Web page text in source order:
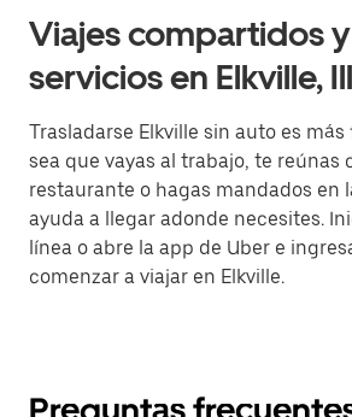
Viajes compartidos
servicios en Elkville,
Trasladarse Elkville sin auto es más
sea que vayas al trabajo, te reúnas
restaurante o hagas mandados en
ayuda a llegar adonde necesites.
línea o abre la app de Uber e
comenzar a viajar en Elkville.